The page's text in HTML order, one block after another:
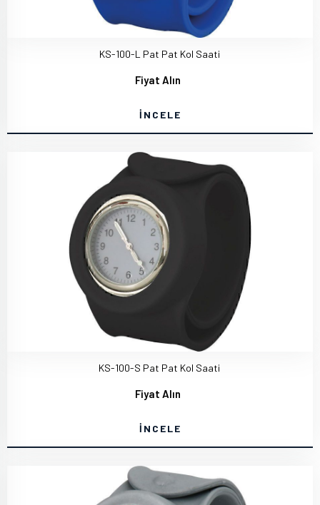
KS-100-L Pat Pat Kol Saati
Fiyat Alın
İNCELE
KS-100-S Pat Pat Kol Saati
Fiyat Alın
İNCELE